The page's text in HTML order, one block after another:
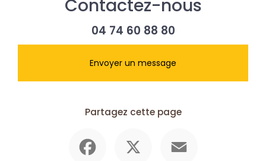
Contactez-nous
04 74 60 88 80
Envoyer un message
Partagez cette page